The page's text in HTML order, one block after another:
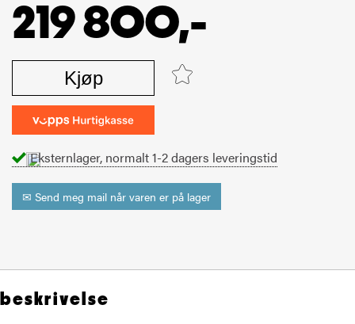
219 800,-
Kjøp
Eksternlager, normalt 1-2 dagers leveringstid
✉ Send meg mail når varen er på lager
beskrivelse